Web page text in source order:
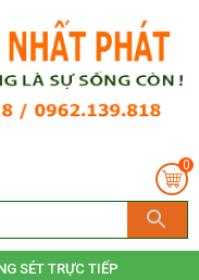
0
SÉT TRỰC TIẾP